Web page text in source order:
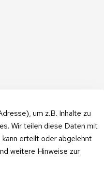
um z.B. Inhalte zu
Wir teilen diese Daten mit
erteilt oder abgelehnt
weitere Hinweise zur